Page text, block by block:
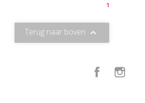
1
Terug naar boven 
Facebook